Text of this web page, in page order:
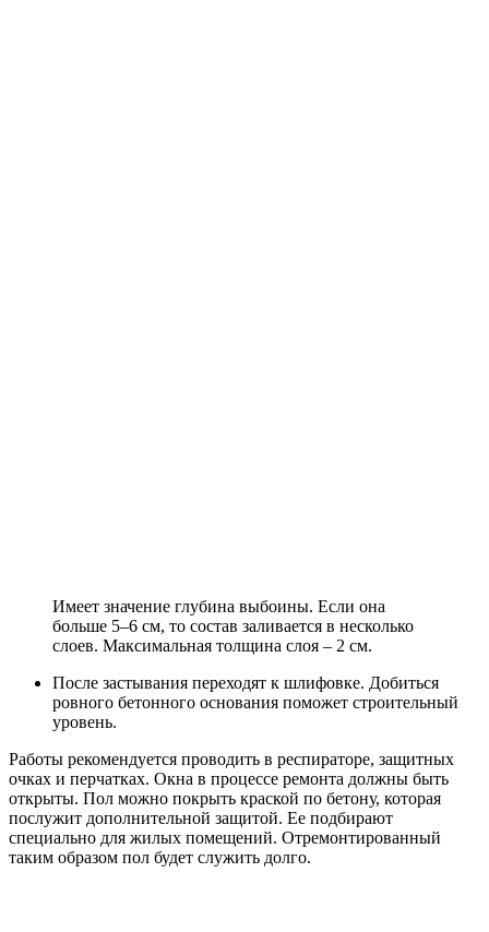
Имеет значение глубина выбоины. Если она
больше 5–6 см, то состав заливается в несколько
слоев. Максимальная толщина слоя – 2 см.
После застывания переходят к шлифовке. Добиться
ровного бетонного основания поможет строительный
уровень.
Работы рекомендуется проводить в респираторе, защитных
очках и перчатках. Окна в процессе ремонта должны быть
открыты. Пол можно покрыть краской по бетону, которая
послужит дополнительной защитой. Ее подбирают
специально для жилых помещений. Отремонтированный
таким образом пол будет служить долго.